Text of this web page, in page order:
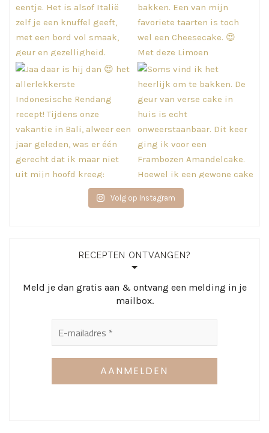
Volg op Instagram
RECEPTEN ONTVANGEN?
Meld je dan gratis aan & ontvang een melding in je
mailbox.